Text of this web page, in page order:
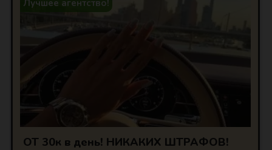
Лучшее агентство!
ОТ 30к в день! НИКАКИХ ШТРАФОВ!